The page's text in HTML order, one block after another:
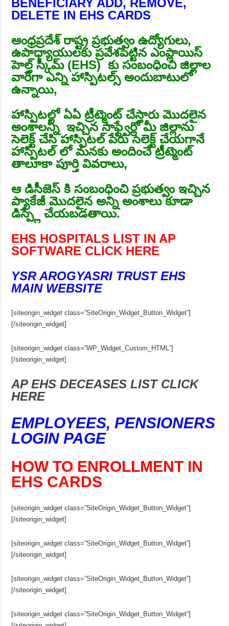
BENEFICIARY ADD, REMOVE,
DELETE IN EHS CARDS
ఆంధ్రప్రదేశ్ రాష్ట్ర ప్రభుత్వం ఉద్యోగులు,
ఉపాధ్యాయులకు ప్రవేశపెట్టిన ఎంప్లాయిస్
హెల్త్ స్కీమ్ (EHS) కు సంబంధించి జిల్లాల
వారీగా ఎన్ని హాస్పిటల్స్ అందుబాటులో
ఉన్నాయి,
హాస్పిటల్లో ఏఏ ట్రీట్మెంట్ చేస్తారు మొదలైన
అంశాలన్నీ ఇచ్చిన సాఫ్ట్వేర్లో మీ జిల్లాను
సెలెక్ట్ చేసి హాస్పిటల్ పేరు సెలెక్ట్ చేయగానే
హాస్పిటల్ లో మనకు అందించే ట్రీట్మెంట్
తాలూకా పూర్తి వివరాలు,
ఆ డిసీజెస్ కి సంబంధించి ప్రభుత్వం ఇచ్చిన
ప్యాకేజీ మొదలైన అన్ని అంశాలు కూడా
డిస్ప్లే చేయబడతాయి.
EHS HOSPITALS LIST IN AP
SOFTWARE CLICK HERE
YSR AROGYASRI TRUST EHS
MAIN WEBSITE
[siteorigin_widget class=”SiteOrigin_Widget_Button_Widget”]
[/siteorigin_widget]
[siteorigin_widget class=”WP_Widget_Custom_HTML”]
[/siteorigin_widget]
AP EHS DECEASES LIST CLICK
HERE
EMPLOYEES, PENSIONERS
LOGIN PAGE
HOW TO ENROLLMENT IN
EHS CARDS
[siteorigin_widget class=”SiteOrigin_Widget_Button_Widget”]
[/siteorigin_widget]
[siteorigin_widget class=”SiteOrigin_Widget_Button_Widget”]
[/siteorigin_widget]
[siteorigin_widget class=”SiteOrigin_Widget_Button_Widget”]
[/siteorigin_widget]
[siteorigin_widget class=”SiteOrigin_Widget_Button_Widget”]